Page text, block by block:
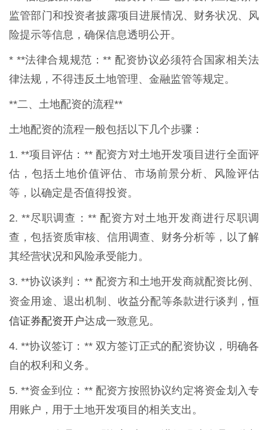
监管部门和投资者披露项目进展情况、财务状况、风
险提示等信息，确保信息透明公开。
* **法律合规规范：** 配资协议必须符合国家相关法
律法规，不得违反土地管理、金融监管等规定。
**二、土地配资的流程**
土地配资的流程一般包括以下几个步骤：
1. **项目评估：** 配资方对土地开发项目进行全面评
估，包括土地价值评估、市场前景分析、风险评估
等，以确定是否值得投资。
2. **尽职调查：** 配资方对土地开发商进行尽职调
查，包括资质审核、信用调查、财务分析等，以了解
其经营状况和风险承受能力。
3. **协议谈判：** 配资方和土地开发商就配资比例、
资金用途、退出机制、收益分配等条款进行谈判，恒
信证券配资开户达成一致意见。
4. **协议签订：** 双方签订正式的配资协议，明确各
自的权利和义务。
5. **资金到位：** 配资方按照协议约定将资金划入专
用账户，用于土地开发项目的相关支出。